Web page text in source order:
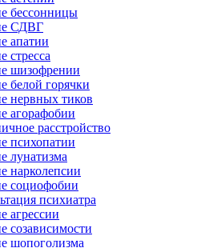
бессонницы
СДВГ
апатии
стресса
шизофрении
белой горячки
нервных тиков
агорафобии
расстройство
психопатии
лунатизма
нарколепсии
социофобии
психиатра
агрессии
созависимости
шопоголизма